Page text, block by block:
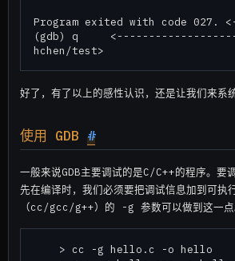
Program exited with code 027.
(gdb) q     <---------------------
好了，有了以上的感性认识，还是让我们来系
使用 GDB #
一般来说GDB主要调试的是C/C++的程序。要
先在编译时，我们必须要把调试信息加到可执
（cc/gcc/g++）的 -g 参数可以做到这一点
    > cc -g hello.c -o hello